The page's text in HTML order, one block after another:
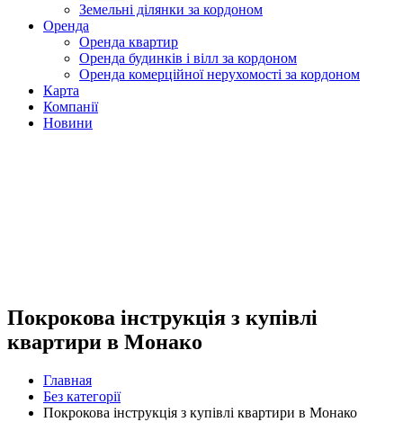
Земельні ділянки за кордоном
Оренда
Оренда квартир
Оренда будинків і вілл за кордоном
Оренда комерційної нерухомості за кордоном
Карта
Компанії
Новини
Покрокова інструкція з купівлі
квартири в Монако
Главная
Без категорії
Покрокова інструкція з купівлі квартири в Монако